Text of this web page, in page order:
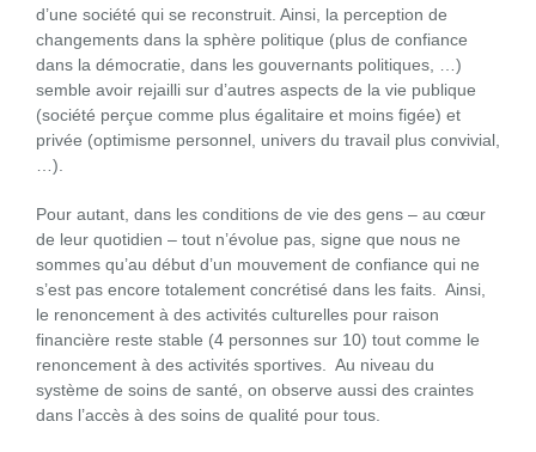
d’une société qui se reconstruit. Ainsi, la perception de
changements dans la sphère politique (plus de confiance
dans la démocratie, dans les gouvernants politiques, …)
semble avoir rejailli sur d’autres aspects de la vie publique
(société perçue comme plus égalitaire et moins figée) et
privée (optimisme personnel, univers du travail plus convivial,
…).
Pour autant, dans les conditions de vie des gens – au cœur
de leur quotidien – tout n’évolue pas, signe que nous ne
sommes qu’au début d’un mouvement de confiance qui ne
s’est pas encore totalement concrétisé dans les faits. Ainsi,
le renoncement à des activités culturelles pour raison
financière reste stable (4 personnes sur 10) tout comme le
renoncement à des activités sportives. Au niveau du
système de soins de santé, on observe aussi des craintes
dans l’accès à des soins de qualité pour tous.